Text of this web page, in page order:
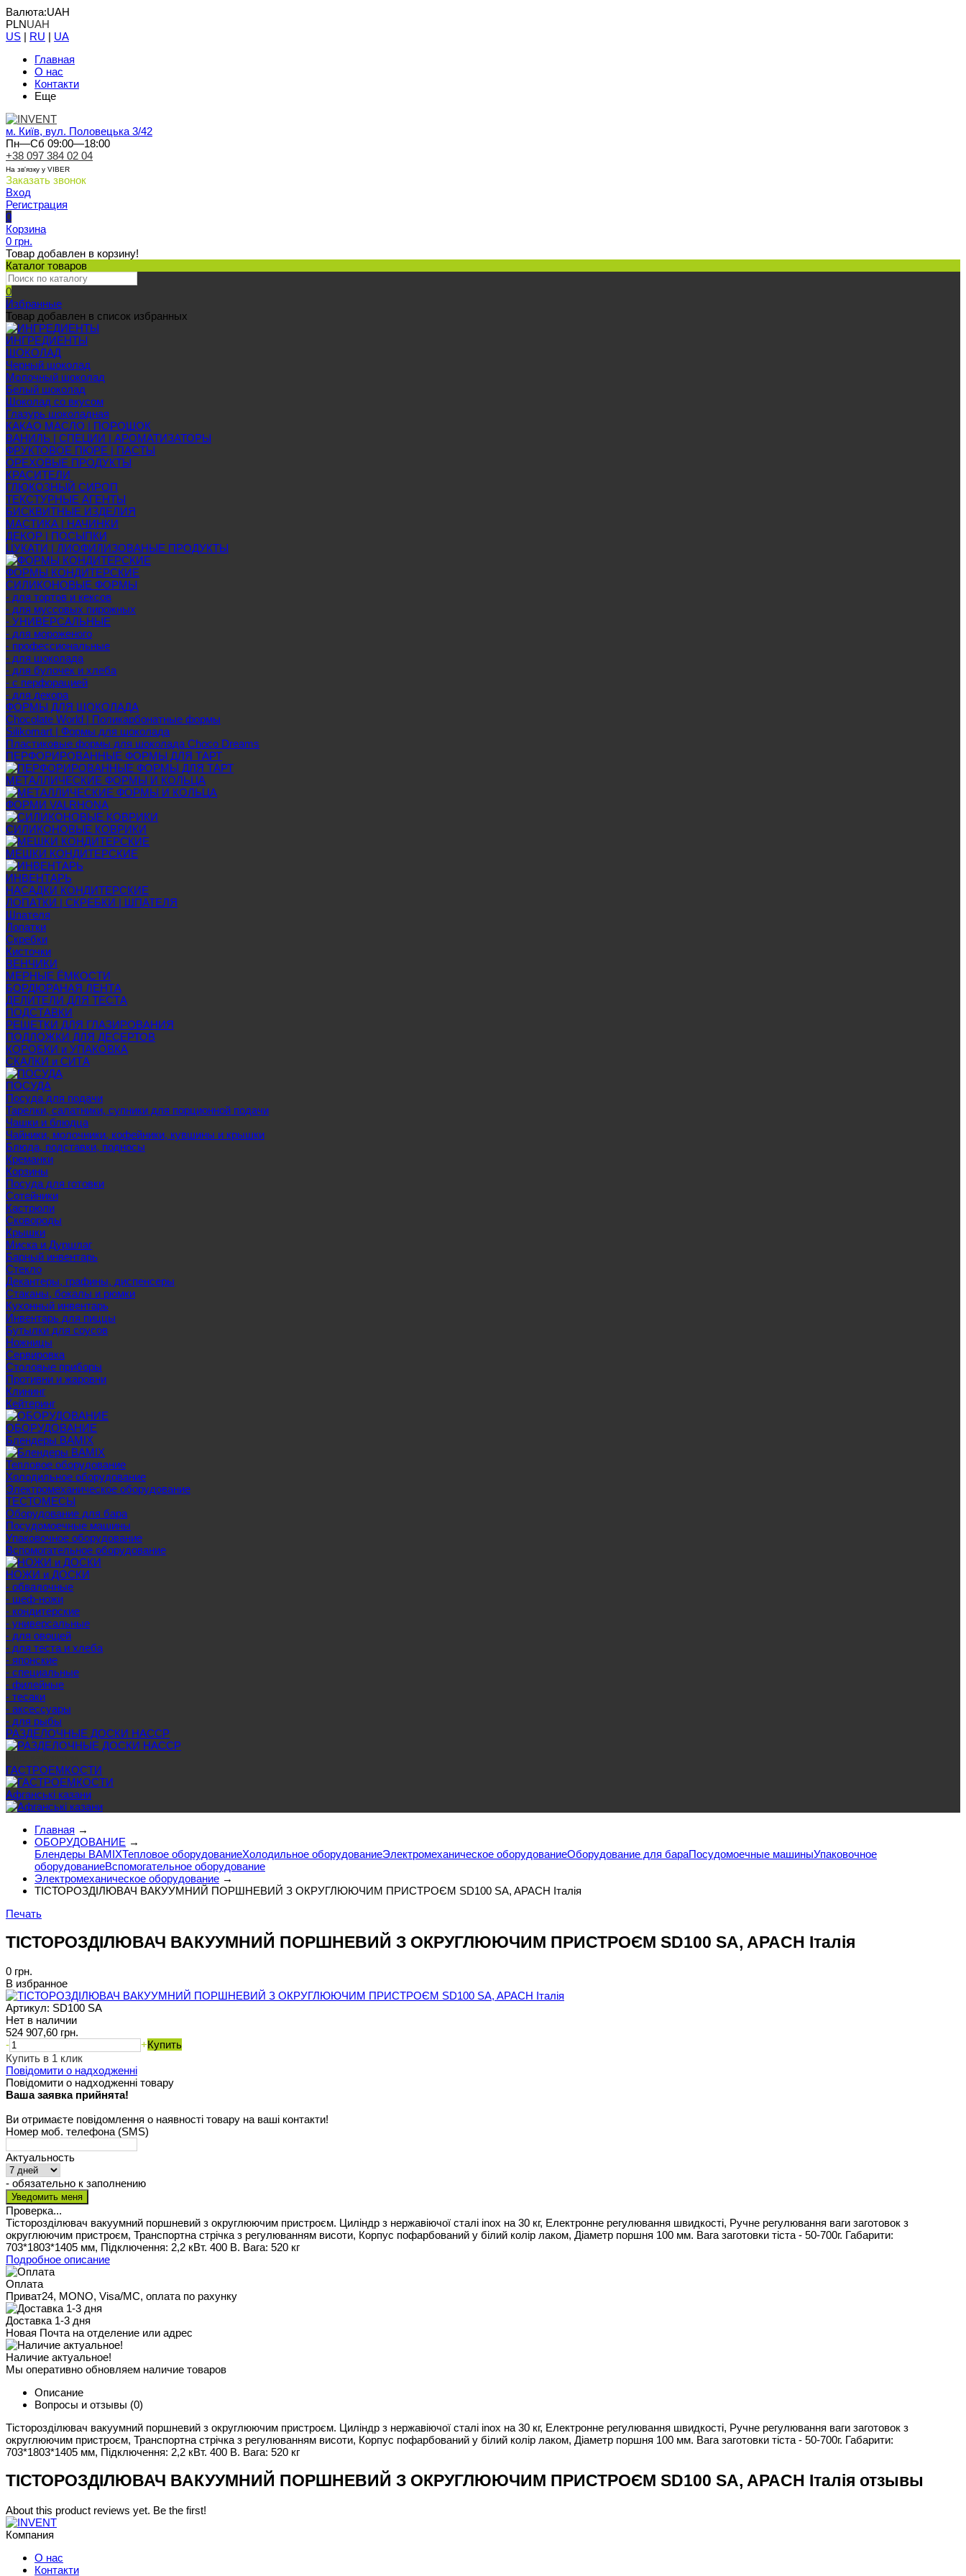
Валюта:UAH
PLNUAH
US | RU | UA
Главная
О нас
Контакти
Еще
м. Київ, вул. Половецька 3/42
Пн—Сб 09:00—18:00
+38 097 384 02 04
На зв'язку у VIBER
Заказать звонок
Вход
Регистрация
0
Корзина
0 грн.
Товар добавлен в корзину!
Каталог товаров
0
Избранные
Товар добавлен в список избранных
ИНГРЕДИЕНТЫ
ШОКОЛАД
Черный шоколад
Молочный шоколад
Белый шоколад
Шоколад со вкусом
Глазурь шоколадная
КАКАО МАСЛО | ПОРОШОК
ВАНИЛЬ | СПЕЦИИ | АРОМАТИЗАТОРЫ
ФРУКТОВОЕ ПЮРЕ | ПАСТЫ
ОРЕХОВЫЕ ПРОДУКТЫ
КРАСИТЕЛИ
ГЛЮКОЗНЫЙ СИРОП
ТЕКСТУРНЫЕ АГЕНТЫ
БИСКВИТНЫЕ ИЗДЕЛИЯ
МАСТИКА | НАЧИНКИ
ДЕКОР | ПОСЫПКИ
ЦУКАТИ | ЛИОФИЛИЗОВАНЫЕ ПРОДУКТЫ
ФОРМЫ КОНДИТЕРСКИЕ
СИЛИКОНОВЫЕ ФОРМЫ
- для тортов и кексов
- для муссовых пирожных
- УНИВЕРСАЛЬНЫЕ
- для мороженого
- профессиональные
- для шоколада
- для булочек и хлеба
- с перфорацией
- для декора
ФОРМЫ ДЛЯ ШОКОЛАДА
Chocolate World | Поликарбонатные формы
Silikomart | Формы для шоколада
Пластиковые формы для шоколада Choco Dreams
ПЕРФОРИРОВАННЫЕ ФОРМЫ ДЛЯ ТАРТ
МЕТАЛЛИЧЕСКИЕ ФОРМЫ И КОЛЬЦА
ФОРМИ VALRHONA
СИЛИКОНОВЫЕ КОВРИКИ
МЕШКИ КОНДИТЕРСКИЕ
ИНВЕНТАРЬ
НАСАДКИ КОНДИТЕРСКИЕ
ЛОПАТКИ | СКРЕБКИ | ШПАТЕЛЯ
Шпателя
Лопатки
Скребки
Кисточки
ВЕНЧИКИ
МЕРНЫЕ ЁМКОСТИ
БОРДЮРАНАЯ ЛЕНТА
ДЕЛИТЕЛИ ДЛЯ ТЕСТА
ПОДСТАВКИ
РЕШЕТКИ ДЛЯ ГЛАЗИРОВАНИЯ
ПОДЛОЖКИ ДЛЯ ДЕСЕРТОВ
КОРОБКИ и УПАКОВКА
СКАЛКИ и СИТА
ПОСУДА
Посуда для подачи
Тарелки, салатники, супники для порционной подачи
Чашки и блюдца
Чайники, молочники, кофейники, кувшины и крышки
Блюда, подставки, подносы
Креманки
Корзины
Посуда для готовки
Сотейники
Кастрюли
Сковороды
Крышки
Миска и Дуршлаг
Барный инвентарь
Стекло
Декантеры, графины, диспенсеры
Стаканы, бокалы и рюмки
Кухонный инвентарь
Инвентарь для пиццы
Бутылки для соусов
Ножницы
Сервировка
Столовые приборы
Противни и жаровни
Клининг
Кейтеринг
ОБОРУДОВАНИЕ
Блендеры BAMIX
Тепловое оборудование
Холодильное оборудование
Электромеханическое оборудование
ТЕСТОМЕСЫ
Оборудование для бара
Посудомоечные машины
Упаковочное оборудование
Вспомогательное оборудование
НОЖИ и ДОСКИ
- обвалочные
- шеф-ножи
- кондитерские
- универсальные
- для овощей
- для теста и хлеба
- японские
- специальные
- филейные
- тесаки
- аксессуары
- для рыбы
РАЗДЕЛОЧНЫЕ ДОСКИ HACCP
ГАСТРОЕМКОСТИ
Афганські казани
Главная →
ОБОРУДОВАНИЕ →
Блендеры BAMIXТепловое оборудованиеХолодильное оборудованиеЭлектромеханическое оборудованиеОборудование для бараПосудомоечные машиныУпаковочное
оборудованиеВспомогательное оборудование
Электромеханическое оборудование →
ТІСТОРОЗДІЛЮВАЧ ВАКУУМНИЙ ПОРШНЕВИЙ З ОКРУГЛЮЮЧИМ ПРИСТРОЄМ SD100 SA, APACH Італія
Печать
ТІСТОРОЗДІЛЮВАЧ ВАКУУМНИЙ ПОРШНЕВИЙ З ОКРУГЛЮЮЧИМ ПРИСТРОЄМ SD100 SA, APACH Італія
0 грн.
В избранное
Артикул: SD100 SA
Нет в наличии
524 907,60 грн.
-
+Купить
Купить в 1 клик
Повідомити о надходженні
Повідомити о надходженні товару
Ваша заявка прийнята!
Ви отримаєте повідомлення о наявності товару на ваші контакти!
Номер моб. телефона (SMS)
Актуальность
- обязательно к заполнению
Проверка...
Тісторозділювач вакуумний поршневий з округлюючим пристроєм. Циліндр з нержавіючої сталі inox на 30 кг, Електронне регулювання швидкості, Ручне регулювання ваги заготовок з
округлюючим пристроєм, Транспортна стрічка з регулюванням висоти, Корпус пофарбований у білий колір лаком, Діаметр поршня 100 мм. Вага заготовки тіста - 50-700г. Габарити:
703*1803*1405 мм, Підключення: 2,2 кВт. 400 В. Вага: 520 кг
Подробное описание
Оплата
Приват24, MONO, Visa/MC, оплата по рахунку
Доставка 1-3 дня
Новая Почта на отделение или адрес
Наличие актуальное!
Мы оперативно обновляем наличие товаров
Описание
Вопросы и отзывы (0)
Тісторозділювач вакуумний поршневий з округлюючим пристроєм. Циліндр з нержавіючої сталі inox на 30 кг, Електронне регулювання швидкості, Ручне регулювання ваги заготовок з
округлюючим пристроєм, Транспортна стрічка з регулюванням висоти, Корпус пофарбований у білий колір лаком, Діаметр поршня 100 мм. Вага заготовки тіста - 50-700г. Габарити:
703*1803*1405 мм, Підключення: 2,2 кВт. 400 В. Вага: 520 кг
ТІСТОРОЗДІЛЮВАЧ ВАКУУМНИЙ ПОРШНЕВИЙ З ОКРУГЛЮЮЧИМ ПРИСТРОЄМ SD100 SA, APACH Італія отзывы
About this product reviews yet. Be the first!
Компания
О нас
Контакти